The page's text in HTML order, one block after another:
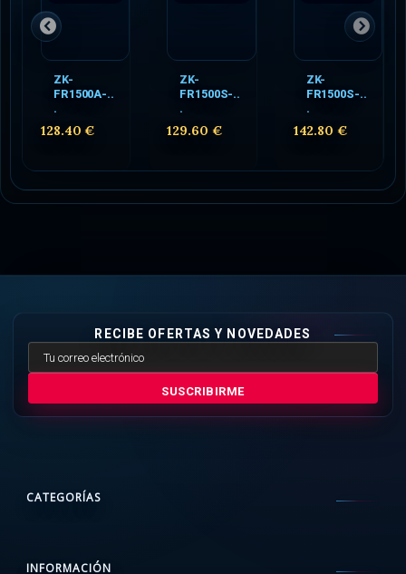
ZK-
FR1500A-..
.
128.40 €
ZK-
FR1500S-..
.
129.60 €
ZK-
FR1500S-..
.
142.80 €
RECIBE OFERTAS Y NOVEDADES
SUSCRIBIRME
CATEGORÍAS
INFORMACIÓN